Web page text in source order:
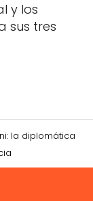
y los
sus tres
la diplomática